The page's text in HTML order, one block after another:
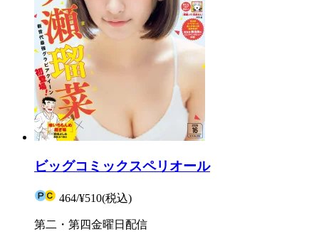
ビッグコミックスペリオール
464/¥510(税込)
第二・第四金曜日配信